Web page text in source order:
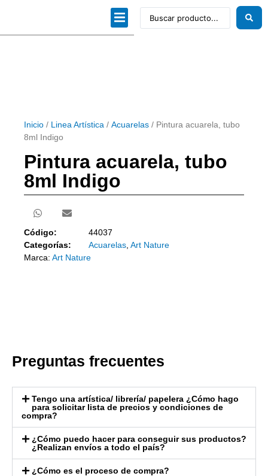
Inicio / Linea Artística / Acuarelas / Pintura acuarela, tubo
8ml Indigo
Pintura acuarela, tubo
8ml Indigo
Código:
44037
Categorías:
Acuarelas Art Nature
Marca: Art Nature
Preguntas frecuentes
Tengo una artística/ librería/ papelera ¿Cómo hago
para solicitar lista de precios y condiciones de
compra?
¿Cómo puedo hacer para conseguir sus productos?
¿Realizan envíos a todo el país?
¿Cómo es el proceso de compra?